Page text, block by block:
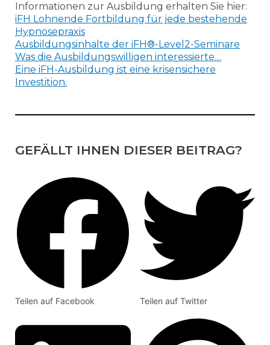
Informationen zur Ausbildung erhalten Sie hier:
iFH Lohnende Fortbildung für jede bestehende
Hypnosepraxis
Ausbildungsinhalte der iFH®-Level2-Seminare
Was die Ausbildungswilligen interessierte…
Eine iFH-Ausbildung ist eine krisensichere
Investition.
GEFÄLLT IHNEN DIESER BEITRAG?
Teilen auf Facebook Teilen auf Twitter